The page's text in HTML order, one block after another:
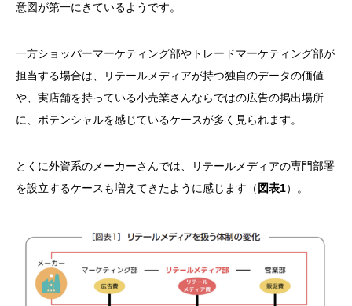
意図が第一にきているようです。
一方ショッパーマーケティング部やトレードマーケティング部が
担当する場合は、リテールメディアが持つ独自のデータの価値
や、実店舗を持っている小売業さんならではの広告の掲出場所
に、ポテンシャルを感じているケースが多く見られます。
とくに外資系のメーカーさんでは、リテールメディアの専門部署
を設立するケースも増えてきたように感じます（ 図表1）。